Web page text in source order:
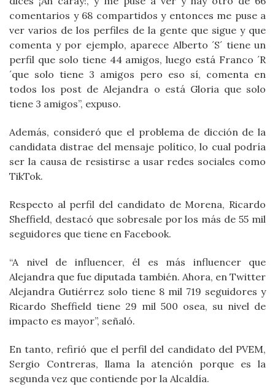
comentarios y 68 compartidos y entonces me puse a
ver varios de los perfiles de la gente que sigue y que
comenta y por ejemplo, aparece Alberto ´S´ tiene un
perfil que solo tiene 44 amigos, luego está Franco ´R
´que solo tiene 3 amigos pero eso sí, comenta en
todos los post de Alejandra o está Gloria que solo
tiene 3 amigos”, expuso.
Además, consideró que el problema de dicción de la
candidata distrae del mensaje político, lo cual podría
ser la causa de resistirse a usar redes sociales como
TikTok.
Respecto al perfil del candidato de Morena, Ricardo
Sheffield, destacó que sobresale por los más de 55 mil
seguidores que tiene en Facebook.
“A nivel de influencer, él es más influencer que
Alejandra que fue diputada también. Ahora, en Twitter
Alejandra Gutiérrez solo tiene 8 mil 719 seguidores y
Ricardo Sheffield tiene 29 mil 500 osea, su nivel de
impacto es mayor”, señaló.
En tanto, refirió que el perfil del candidato del PVEM,
Sergio Contreras, llama la atención porque es la
segunda vez que contiende por la Alcaldía.